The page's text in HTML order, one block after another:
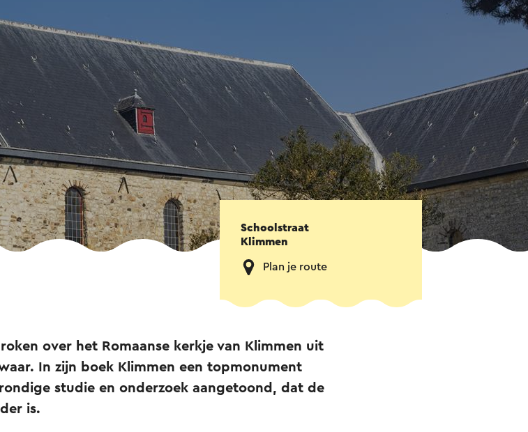
Schoolstraat
Klimmen
Plan je route
over het Romaanse kerkje van Klimmen uit
In zijn boek Klimmen een topmonument
studie en onderzoek aangetoond, dat de
is.